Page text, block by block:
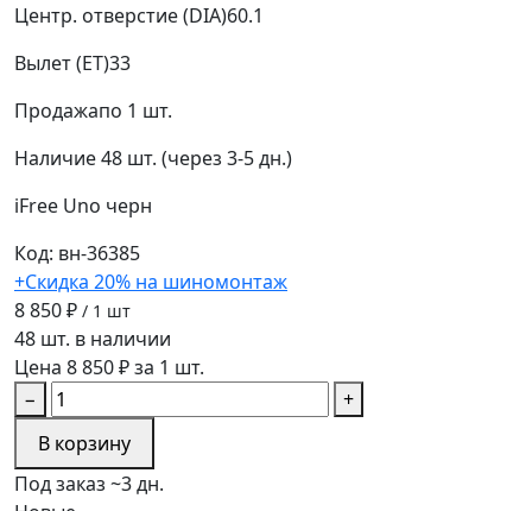
Центр. отверстие (DIA)60.1
Вылет (ET)33
Продажапо 1 шт.
Наличие48 шт. (через 3-5 дн.)
iFree Uno черн
Код: вн-36385
+Скидка 20% на шиномонтаж
8 850 ₽ / 1 шт
48 шт. в наличии
Цена 8 850 ₽ за 1 шт.
−
+
В корзину
Под заказ ~3 дн.